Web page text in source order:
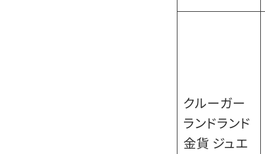
クルーガー
ランドランド
金貨 ジュエ